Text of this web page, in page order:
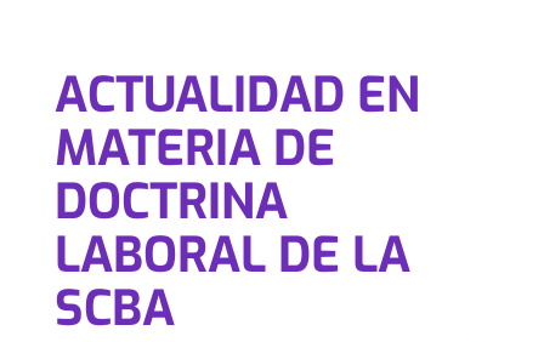
ACTUALIDAD EN
MATERIA DE
DOCTRINA
LABORAL DE LA
SCBA